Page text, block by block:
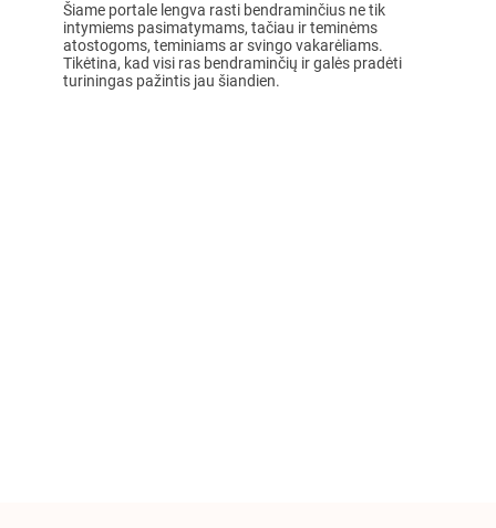
Šiame portale lengva rasti bendraminčius ne tik
intymiems pasimatymams, tačiau ir teminėms
atostogoms, teminiams ar svingo vakarėliams.
Tikėtina, kad visi ras bendraminčių ir galės pradėti
turiningas pažintis jau šiandien.